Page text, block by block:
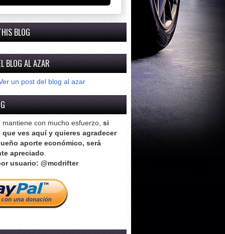
BLOG
BLOG AL AZAR
un post del blog al azar
mantiene con mucho esfuerzo, si
ves aquí y quieres agradecer
aporte económico, será
apreciado.
usuario: @mcdrifter